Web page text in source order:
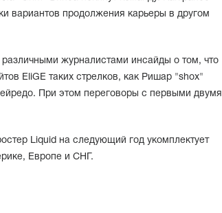
вариантов продолжения карьеры в другом
журналистами инсайды о том, что
EliGE таких стрелков, как Ришар "shox"
При этом переговоры с первыми двумя
Liquid на следующий год укомплектует
Европе и СНГ.